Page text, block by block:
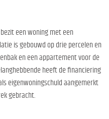
een woning met een
is gebouwd op drie percelen en
en een appartement voor de
heeft de financiering
eigenwoningschuld aangemerkt
gebracht.